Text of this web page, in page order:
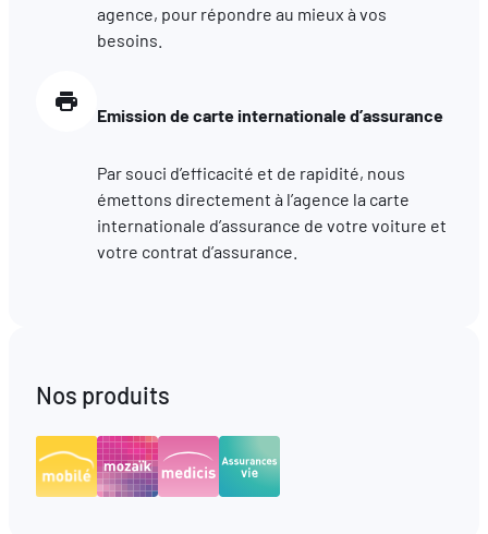
agence, pour répondre au mieux à vos
besoins.
Emission de carte internationale d’assurance
Par souci d’efficacité et de rapidité, nous
émettons directement à l’agence la carte
internationale d’assurance de votre voiture et
votre contrat d’assurance.
Nos produits